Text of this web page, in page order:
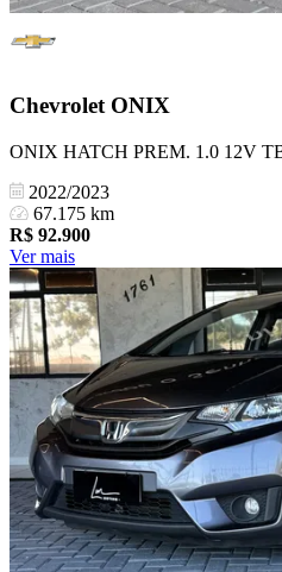
Chevrolet ONIX
ONIX HATCH PREM. 1.0 12V
2022/2023
67.175 km
R$ 92.900
Ver mais